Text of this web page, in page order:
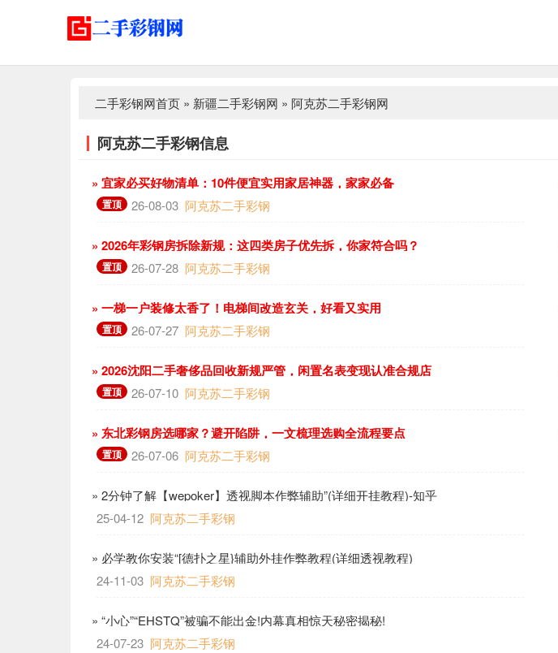
二手彩钢网首页 » 新疆二手彩钢网 » 阿克苏二手彩钢网
阿克苏二手彩钢信息
» 宜家必买好物清单：10件便宜实用家居神器，家家必备
置顶 26-08-03 阿克苏二手彩钢
» 2026年彩钢房拆除新规：这四类房子优先拆，你家符合吗？
置顶 26-07-28 阿克苏二手彩钢
» 一梯一户装修太香了！电梯间改造玄关，好看又实用
置顶 26-07-27 阿克苏二手彩钢
» 2026沈阳二手奢侈品回收新规严管，闲置名表变现认准合规店
置顶 26-07-10 阿克苏二手彩钢
» 东北彩钢房选哪家？避开陷阱，一文梳理选购全流程要点
置顶 26-07-06 阿克苏二手彩钢
» 2分钟了解【wepoker】透视脚本作弊辅助”(详细开挂教程)-知乎
25-04-12 阿克苏二手彩钢
» 必学教你安装“[德扑之星}辅助外挂作弊教程(详细透视教程)
24-11-03 阿克苏二手彩钢
» “小心”“EHSTQ”被骗不能出金!内幕真相惊天秘密揭秘!
24-07-23 阿克苏二手彩钢